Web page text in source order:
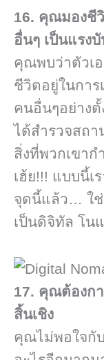
16. คุณมองชี
อื่นๆ เป็นแรง
คุณพบว่าตัวเ
ชีวิตอยู่ในการ
คนอื่นๆอย่าง
ได้สำรวจสถ
สิ่งที่พวกเขาก
เฮ้ย!!! แบบนี้
จุดนี้แล้ว… ใ
เป็นดิจิทัล โน
17. คุณต้องก
สิ้นเชิง
คุณไม่พอใจกั